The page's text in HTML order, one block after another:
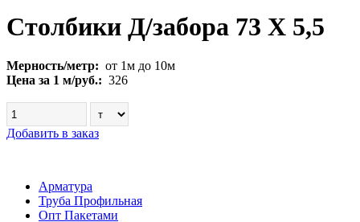
Столбики Д/забора 73 Х 5,5
Мерность/метр: от 1м до 10м
Цена за 1 м/руб.: 326
Добавить в заказ
Арматура
Труба Профильная
Опт Пакетами